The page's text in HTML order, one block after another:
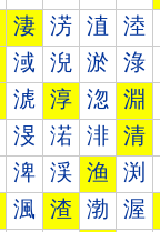
淒 淓 淔 淕
淢 淣 淤 淥
淲 淳 淴 淵
渂 渃 渄 清
渒 渓 渔 渕
渢 渣 渤 渥